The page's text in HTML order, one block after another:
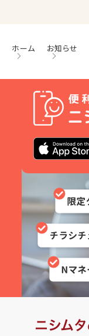
ホーム お知らせ